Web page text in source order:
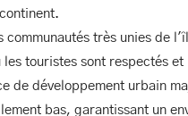
Facebook Instagram (en
communautés très unies de
touristes sont respectés
de développement urbain
bas, garantissant un